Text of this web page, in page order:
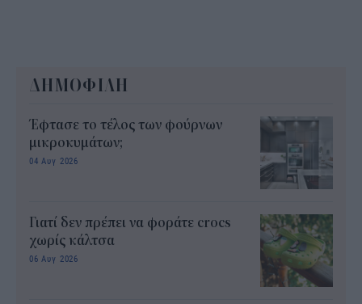
ΔΗΜΟΦΙΛΗ
Έφτασε το τέλος των φούρνων
μικροκυμάτων;
04 Αυγ 2026
Γιατί δεν πρέπει να φοράτε crocs
χωρίς κάλτσα
06 Αυγ 2026